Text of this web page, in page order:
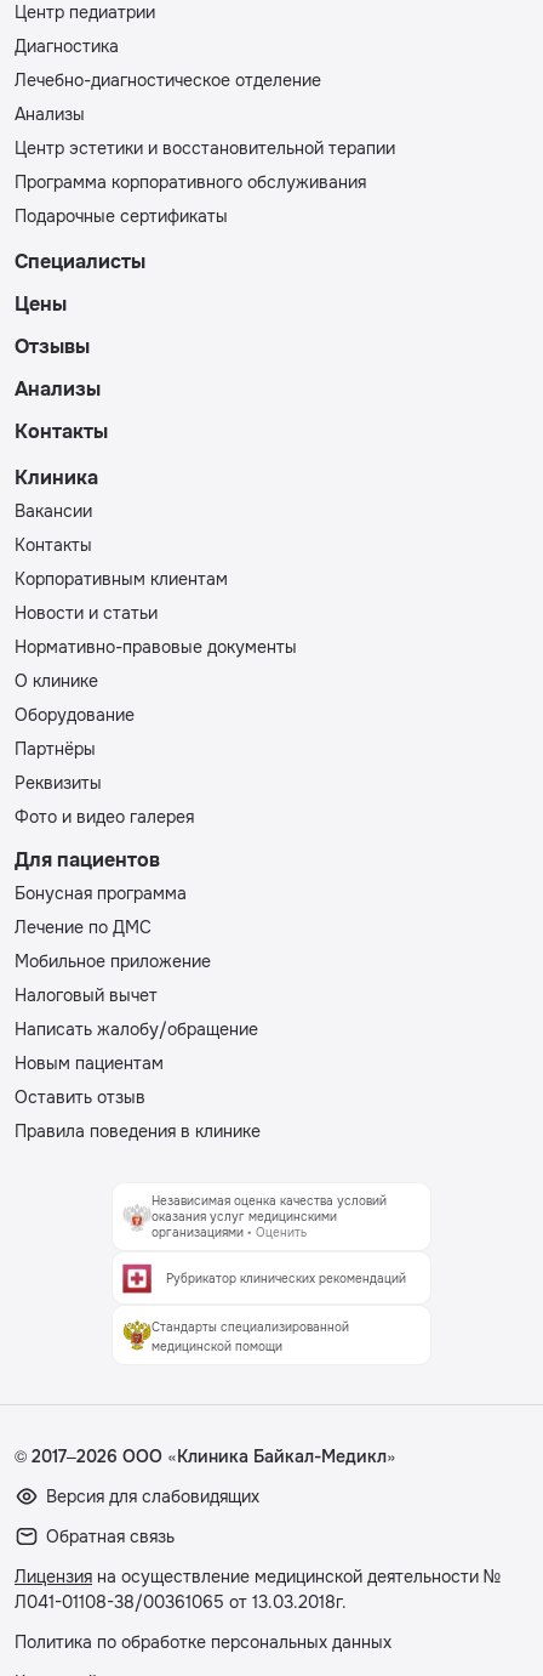
Центр педиатрии
Диагностика
Лечебно-диагностическое отделение
Анализы
Центр эстетики и восстановительной терапии
Программа корпоративного обслуживания
Подарочные сертификаты
Специалисты
Цены
Отзывы
Анализы
Контакты
Клиника
Вакансии
Контакты
Корпоративным клиентам
Новости и статьи
Нормативно-правовые документы
О клинике
Оборудование
Партнёры
Реквизиты
Фото и видео галерея
Для пациентов
Бонусная программа
Лечение по ДМС
Мобильное приложение
Налоговый вычет
Написать жалобу/обращение
Новым пациентам
Оставить отзыв
Правила поведения в клинике
Независимая оценка качества условий
оказания услуг медицинскими
организациями • Оценить
Рубрикатор клинических рекомендаций
Стандарты специализированной
медицинской помощи
© 2017–2026 ООО «Клиника Байкал-Медикл»
Версия для слабовидящих
Обратная связь
Лицензия на осуществление медицинской деятельности №
Л041-01108-38/00361065 от 13.03.2018г.
Политика по обработке персональных данных